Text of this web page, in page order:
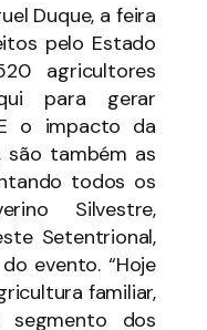
Duque, a feira
pelo Estado
agricultores
para gerar
o impacto da
são também as
todos os
Silvestre,
Setentrional,
evento. “Hoje
familiar,
dos